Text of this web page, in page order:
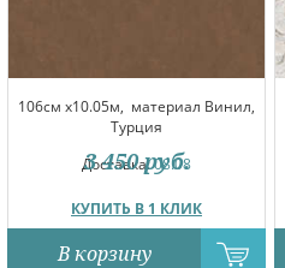
106см x10.05м, материал Винил,
Турция
Доставка:08.08
КУПИТЬ В 1 КЛИК
3 450 руб.
В корзину